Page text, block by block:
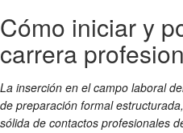
Cómo iniciar y
carrera
La inserción en el campo laboral
de preparación formal
sólida de contactos profesionales